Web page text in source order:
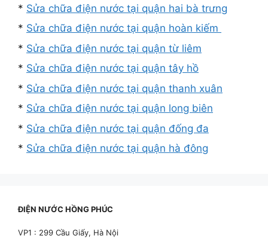
* Sửa chữa điện nước tại quận hai bà trưng
* Sửa chữa điện nước tại quận hoàn kiếm
* Sửa chữa điện nước tại quận từ liêm
* Sửa chữa điện nước tại quận tây hồ
* Sửa chữa điện nước tại quận thanh xuân
* Sửa chữa điện nước tại quận long biên
* Sửa chữa điện nước tại quận đống đa
* Sửa chữa điện nước tại quận hà đông
ĐIỆN NƯỚC HỒNG PHÚC
VP1 : 299 Cầu Giấy, Hà Nội